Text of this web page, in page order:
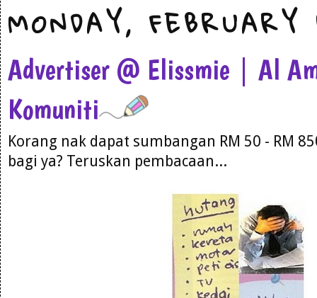
MONDAY, FEBRUARY
Advertiser @ Elissmie | Al
Komuniti
Korang nak dapat sumbangan RM 50 - RM
bagi ya? Teruskan pembacaan...